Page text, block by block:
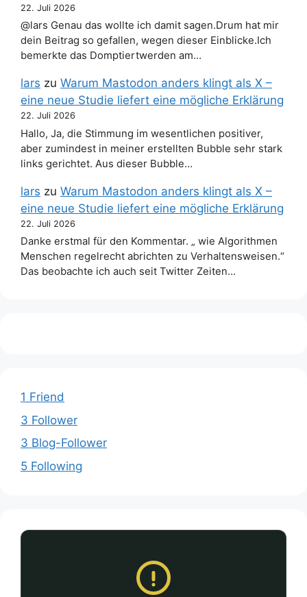
22. Juli 2026
@lars Genau das wollte ich damit sagen.Drum hat mir
dein Beitrag so gefallen, wegen dieser Einblicke.Ich
bemerkte das Domptiertwerden am…
lars zu Warum Mastodon anders klingt als X –
eine neue Studie liefert eine mögliche Erklärung
22. Juli 2026
Hallo, Ja, die Stimmung im wesentlichen positiver,
aber zumindest in meiner erstellten Bubble sehr stark
links gerichtet. Aus dieser Bubble…
lars zu Warum Mastodon anders klingt als X –
eine neue Studie liefert eine mögliche Erklärung
22. Juli 2026
Danke erstmal für den Kommentar. „ wie Algorithmen
Menschen regelrecht abrichten zu Verhaltensweisen.“
Das beobachte ich auch seit Twitter Zeiten…
1 Friend
3 Follower
3 Blog-Follower
5 Following